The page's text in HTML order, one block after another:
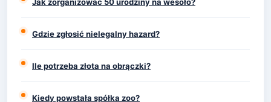
Gdzie zgłosić nielegalny hazard?
Ile potrzeba złota na obrączki?
Kiedy powstała spółka zoo?